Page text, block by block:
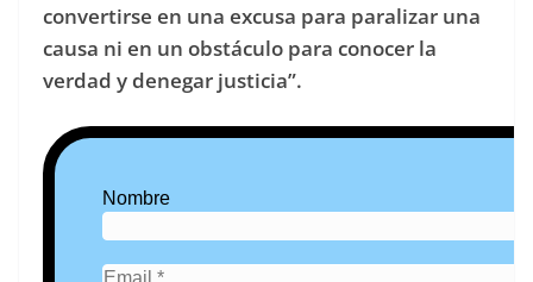
convertirse en una excusa para paralizar una
causa ni en un obstáculo para conocer la
verdad y denegar justicia”.
Nombre